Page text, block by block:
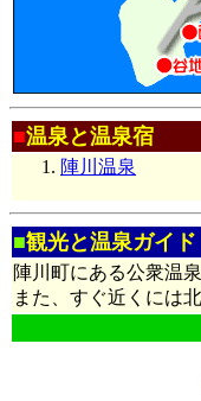
■温泉と温泉宿
陣川温泉
■観光と温泉ガイド
陣川町にある公衆温
また、すぐ近くには